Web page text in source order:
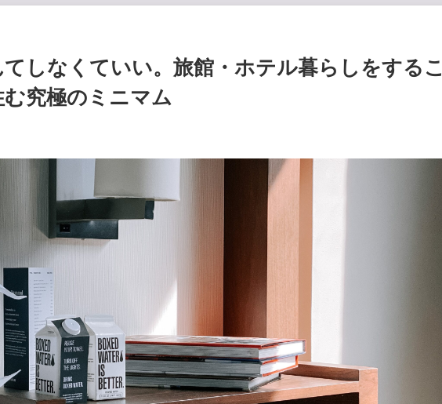
しなくていい。旅館・ホテル暮らしをするこ
む究極のミニマム